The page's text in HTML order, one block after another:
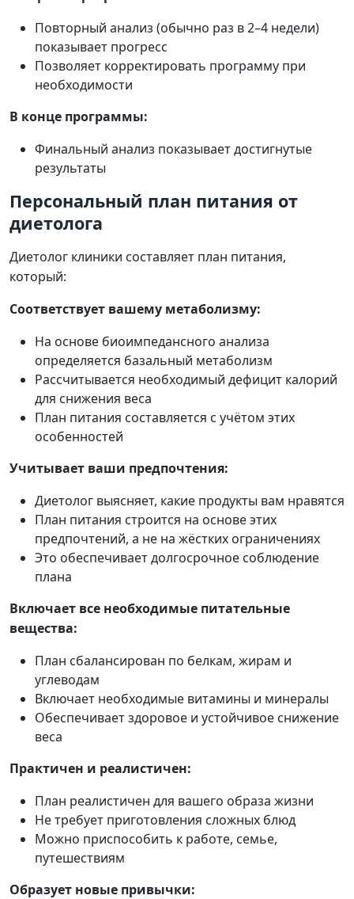
Повторный анализ (обычно раз в 2–4 недели)
показывает прогресс
Позволяет корректировать программу при
необходимости
В конце программы:
Финальный анализ показывает достигнутые
результаты
Персональный план питания от
диетолога
Диетолог клиники составляет план питания,
который:
Соответствует вашему метаболизму:
На основе биоимпедансного анализа
определяется базальный метаболизм
Рассчитывается необходимый дефицит калорий
для снижения веса
План питания составляется с учётом этих
особенностей
Учитывает ваши предпочтения:
Диетолог выясняет, какие продукты вам нравятся
План питания строится на основе этих
предпочтений, а не на жёстких ограничениях
Это обеспечивает долгосрочное соблюдение
плана
Включает все необходимые питательные
вещества:
План сбалансирован по белкам, жирам и
углеводам
Включает необходимые витамины и минералы
Обеспечивает здоровое и устойчивое снижение
веса
Практичен и реалистичен:
План реалистичен для вашего образа жизни
Не требует приготовления сложных блюд
Можно приспособить к работе, семье,
путешествиям
Образует новые привычки: